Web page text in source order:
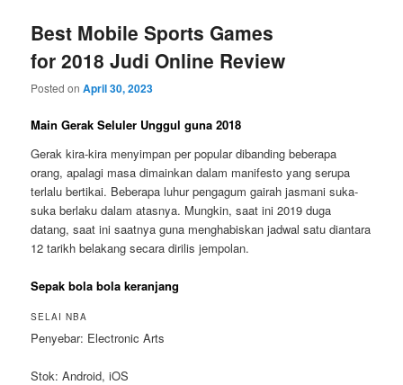
Best Mobile Sports Games
for 2018 Judi Online Review
Posted onApril 30, 2023
Main Gerak Seluler Unggul guna 2018
Gerak kira-kira menyimpan per popular dibanding beberapa
orang, apalagi masa dimainkan dalam manifesto yang serupa
terlalu bertikai. Beberapa luhur pengagum gairah jasmani suka-
suka berlaku dalam atasnya. Mungkin, saat ini 2019 duga
datang, saat ini saatnya guna menghabiskan jadwal satu diantara
12 tarikh belakang secara dirilis jempolan.
Sepak bola bola keranjang
SELAI NBA
Penyebar: Electronic Arts
Stok: Android, iOS